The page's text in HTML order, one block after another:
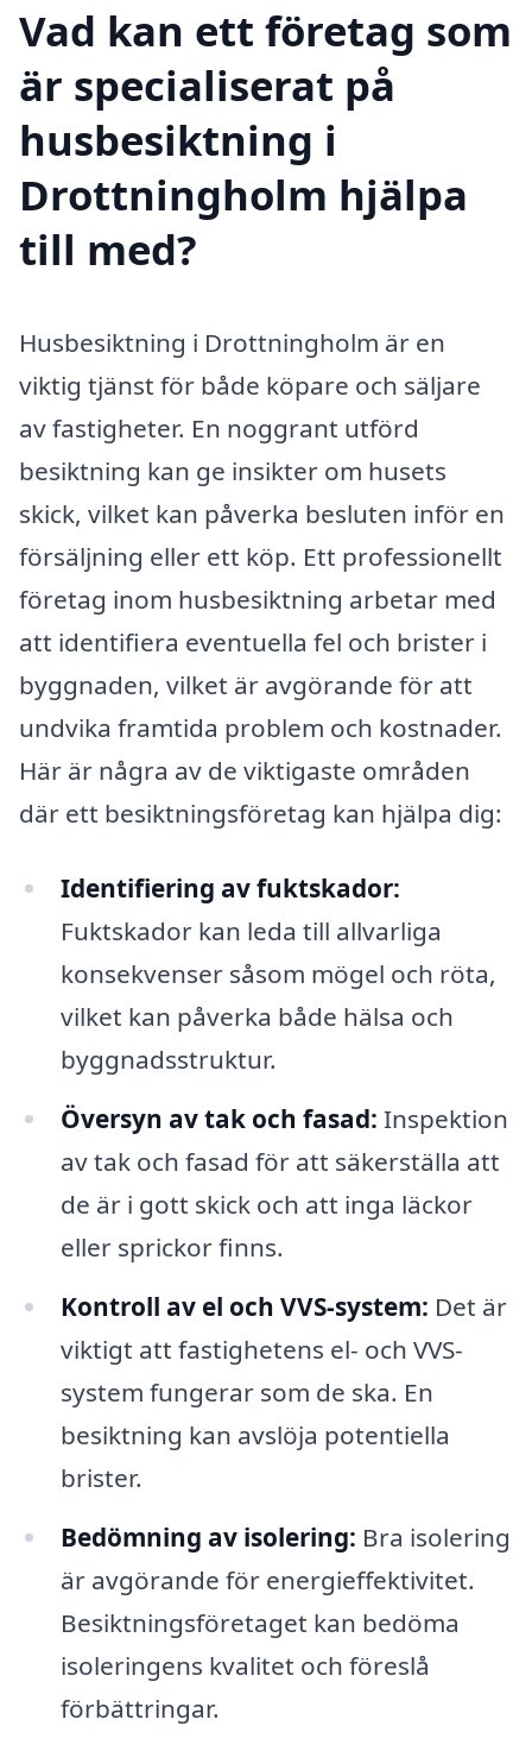
Vad kan ett företag som
är specialiserat på
husbesiktning i
Drottningholm hjälpa
till med?
Husbesiktning i Drottningholm är en
viktig tjänst för både köpare och säljare
av fastigheter. En noggrant utförd
besiktning kan ge insikter om husets
skick, vilket kan påverka besluten inför en
försäljning eller ett köp. Ett professionellt
företag inom husbesiktning arbetar med
att identifiera eventuella fel och brister i
byggnaden, vilket är avgörande för att
undvika framtida problem och kostnader.
Här är några av de viktigaste områden
där ett besiktningsföretag kan hjälpa dig:
Identifiering av fuktskador:
Fuktskador kan leda till allvarliga
konsekvenser såsom mögel och röta,
vilket kan påverka både hälsa och
byggnadsstruktur.
Översyn av tak och fasad: Inspektion
av tak och fasad för att säkerställa att
de är i gott skick och att inga läckor
eller sprickor finns.
Kontroll av el och VVS-system: Det är
viktigt att fastighetens el- och VVS-
system fungerar som de ska. En
besiktning kan avslöja potentiella
brister.
Bedömning av isolering: Bra isolering
är avgörande för energieffektivitet.
Besiktningsföretaget kan bedöma
isoleringens kvalitet och föreslå
förbättringar.